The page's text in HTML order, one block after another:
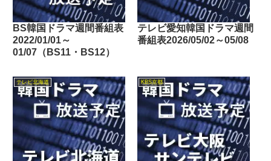
BS韓国ドラマ週間番組表
2022/01/01～
01/07（BS11・BS12）
テレビ愛知韓国ドラマ週間
番組表2026/05/02～05/08
テレビ北海道 KBS京都